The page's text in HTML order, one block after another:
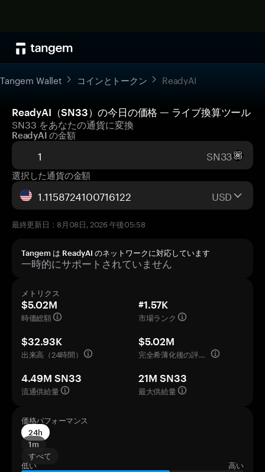
Tangem Wallet コインとトークン ReadyAI
ReadyAI（SN33）の今日の価格 — ライブ換算ツール
SN33 をあなたの通貨に変換
ReadyAI の金額
SN33
選択した通貨の金額
USD
最終更新日：8月08日, 2026 午後05:58
Tangem は ReadyAI のネットワークに対応しています
一時的にサポートされていません
メトリクス
$5.02M
時価総額
#1.57K
市場ランク
$32.93K
出来高（24時間）
$5.02M
完全希薄化後の評価額
4.49M SN33
流通供給量
21M SN33
最大供給量
価格パフォーマンス
24h
1m
すべて
低い
高い